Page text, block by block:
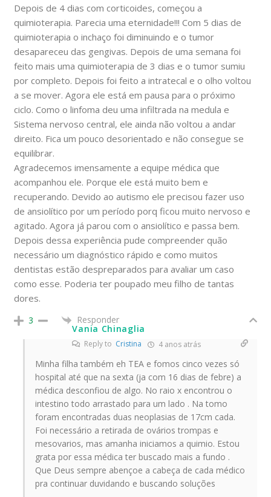
Depois de 4 dias com corticoides, começou a
quimioterapia. Parecia uma eternidade!!! Com 5 dias de
quimioterapia o inchaço foi diminuindo e o tumor
desapareceu das gengivas. Depois de uma semana foi
feito mais uma quimioterapia de 3 dias e o tumor sumiu
por completo. Depois foi feito a intratecal e o olho voltou
a se mover. Agora ele está em pausa para o próximo
ciclo. Como o linfoma deu uma infiltrada na medula e
Sistema nervoso central, ele ainda não voltou a andar
direito. Fica um pouco desorientado e não consegue se
equilibrar.
Agradecemos imensamente a equipe médica que
acompanhou ele. Porque ele está muito bem e
recuperando. Devido ao autismo ele precisou fazer uso
de ansiolítico por um período porq ficou muito nervoso e
agitado. Agora já parou com o ansiolítico e passa bem.
Depois dessa experiência pude compreender quão
necessário um diagnóstico rápido e como muitos
dentistas estão despreparados para avaliar um caso
como esse. Poderia ter poupado meu filho de tantas
dores.
3
Responder
Vania Chinaglia
Reply to Cristina 4 anos atrás
Minha filha também eh TEA e fomos cinco vezes só
hospital até que na sexta (ja com 16 dias de febre) a
médica desconfiou de algo. No raio x encontrou o
intestino todo arrastado para um lado . Na tomo
foram encontradas duas neoplasias de 17cm cada.
Foi necessário a retirada de ovários trompas e
mesovarios, mas amanha iniciamos a quimio. Estou
grata por essa médica ter buscado mais a fundo .
Que Deus sempre abençoe a cabeça de cada médico
pra continuar duvidando e buscando soluções